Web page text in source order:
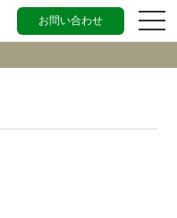
お問い合わせ